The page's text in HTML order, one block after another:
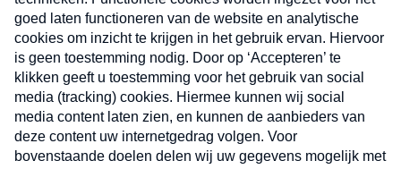
Verzend